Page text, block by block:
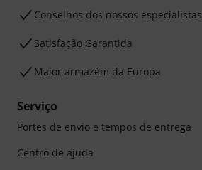
Conselhos dos nossos especialistas
Satisfação Garantida
Maior armazém da Europa
Serviço
Portes de envio e tempos de entrega
Centro de ajuda